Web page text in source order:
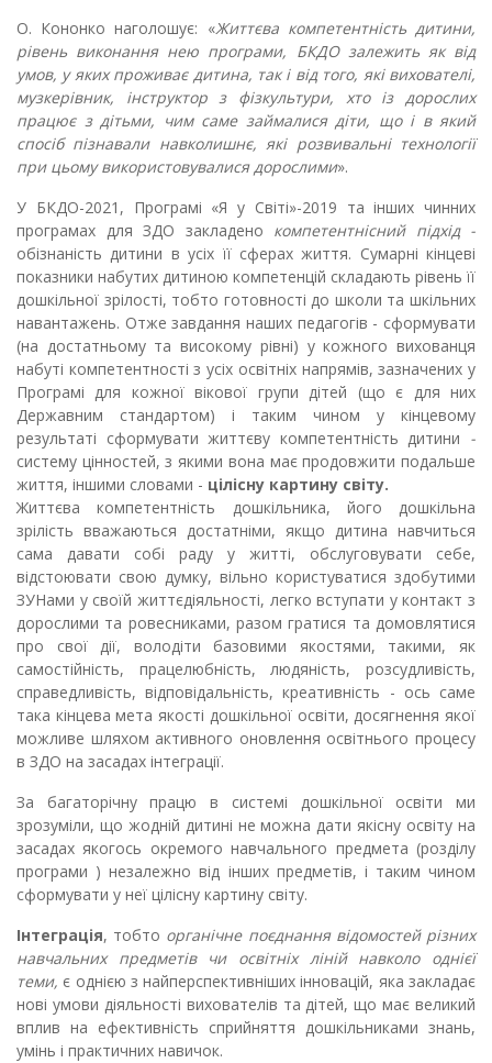
О. Кононко наголошує: «Життєва компетентність дитини,
рівень виконання нею програми, БКДО залежить як від
умов, у яких проживає дитина, так і від того, які вихователі,
музкерівник, інструктор з фізкультури, хто із дорослих
працює з дітьми, чим саме займалися діти, що і в який
спосіб пізнавали навколишнє, які розвивальні технології
при цьому використовувалися дорослими».
У БКДО-2021, Програмі «Я у Світі»-2019 та інших чинних
програмах для ЗДО закладено компетентнісний підхід -
обізнаність дитини в усіх її сферах життя. Сумарні кінцеві
показники набутих дитиною компетенцій складають рівень її
дошкільної зрілості, тобто готовності до школи та шкільних
навантажень. Отже завдання наших педагогів - сформувати
(на достатньому та високому рівні) у кожного вихованця
набуті компетентності з усіх освітніх напрямів, зазначених у
Програмі для кожної вікової групи дітей (що є для них
Державним стандартом) і таким чином у кінцевому
результаті сформувати життєву компетентність дитини -
систему цінностей, з якими вона має продовжити подальше
життя, іншими словами - цілісну картину світу.
Життєва компетентність дошкільника, його дошкільна
зрілість вважаються достатніми, якщо дитина навчиться
сама давати собі раду у житті, обслуговувати себе,
відстоювати свою думку, вільно користуватися здобутими
ЗУНами у своїй життєдіяльності, легко вступати у контакт з
дорослими та ровесниками, разом гратися та домовлятися
про свої дії, володіти базовими якостями, такими, як
самостійність, працелюбність, людяність, розсудливість,
справедливість, відповідальність, креативність - ось саме
така кінцева мета якості дошкільної освіти, досягнення якої
можливе шляхом активного оновлення освітнього процесу
в ЗДО на засадах інтеграції.
За багаторічну працю в системі дошкільної освіти ми
зрозуміли, що жодній дитині не можна дати якісну освіту на
засадах якогось окремого навчального предмета (розділу
програми ) незалежно від інших предметів, і таким чином
сформувати у неї цілісну картину світу.
Інтеграція, тобто органічне поєднання відомостей різних
навчальних предметів чи освітніх ліній навколо однієї
теми, є однією з найперспективніших інновацій, яка закладає
нові умови діяльності вихователів та дітей, що має великий
вплив на ефективність сприйняття дошкільниками знань,
умінь і практичних навичок.